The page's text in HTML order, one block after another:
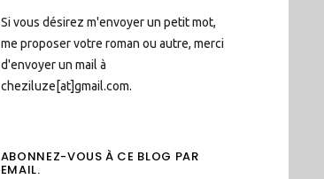
Si vous désirez m'envoyer un petit mot,
me proposer votre roman ou autre, merci
d'envoyer un mail à
cheziluze[at]gmail.com.
ABONNEZ-VOUS À CE BLOG PAR
EMAIL.